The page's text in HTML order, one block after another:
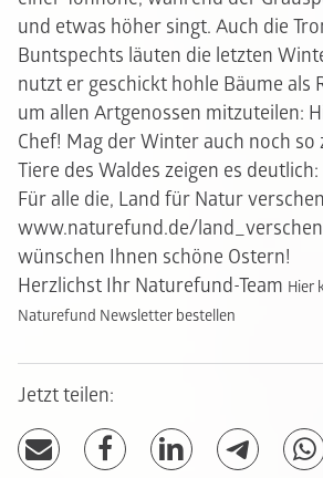
und etwas höher singt. Auch die
Buntspechts läuten die letzten
nutzt er geschickt hohle Bäume als
um allen Artgenossen mitzuteilen:
Chef! Mag der Winter auch noch so
Tiere des Waldes zeigen es
Für alle die, Land für Natur
www.naturefund.de/
wünschen Ihnen schöne Ostern!
Herzlichst Ihr Naturefund-Team Hier
Naturefund Newsletter bestellen
Jetzt teilen: